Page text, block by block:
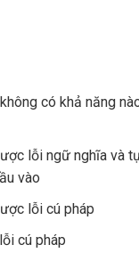
có khả năng
lỗi ngữ nghĩa và
vào
lỗi cú pháp
cú pháp